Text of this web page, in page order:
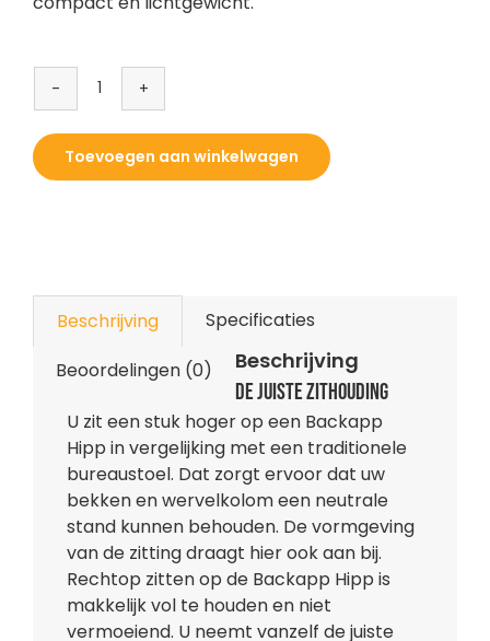
Backapp
aantal
Toevoegen aan winkelwagen
Beschrijving
Specificaties
Beoordelingen (0)
Beschrijving
De juiste zithouding
U zit een stuk hoger op een Backapp
Hipp in vergelijking met een traditionele
bureaustoel. Dat zorgt ervoor dat uw
bekken en wervelkolom een neutrale
stand kunnen behouden. De vormgeving
van de zitting draagt hier ook aan bij.
Rechtop zitten op de Backapp Hipp is
makkelijk vol te houden en niet
vermoeiend. U neemt vanzelf de juiste